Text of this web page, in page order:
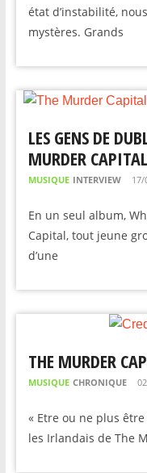
état d’instabilité,
mystères. Grands
LES GENS DE
MURDER CAPITAL
MUSIQUE INTERVIEW 17/
En un seul album,
Capital, tout jeune
d’une
THE MURDER
MUSIQUE CHRONIQUE
« Etre ou ne plus
les Irlandais de The